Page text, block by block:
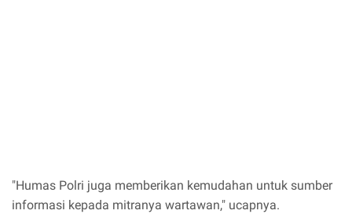
"Humas Polri juga memberikan kemudahan untuk sumber
informasi kepada mitranya wartawan," ucapnya.